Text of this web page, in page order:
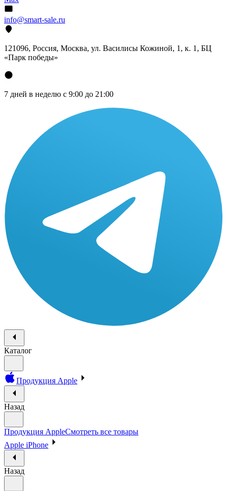
info@smart-sale.ru
121096, Россия, Москва, ул. Василисы Кожиной, 1, к. 1, БЦ
«Парк победы»
7 дней в неделю с 9:00 до 21:00
Каталог
Продукция Apple
Назад
Продукция AppleСмотреть все товары
Apple iPhone
Назад